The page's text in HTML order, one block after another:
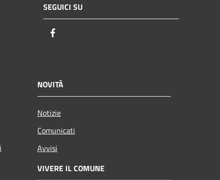
SEGUICI SU
NOVITÀ
Notizie
Comunicati
Avvisi
VIVERE IL COMUNE